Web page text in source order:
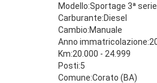
Modello:Sportage 3ª serie
Carburante:Diesel
Cambio:Manuale
Anno
Km:20.000 - 24.999
Posti:5
Comune:Corato (BA)